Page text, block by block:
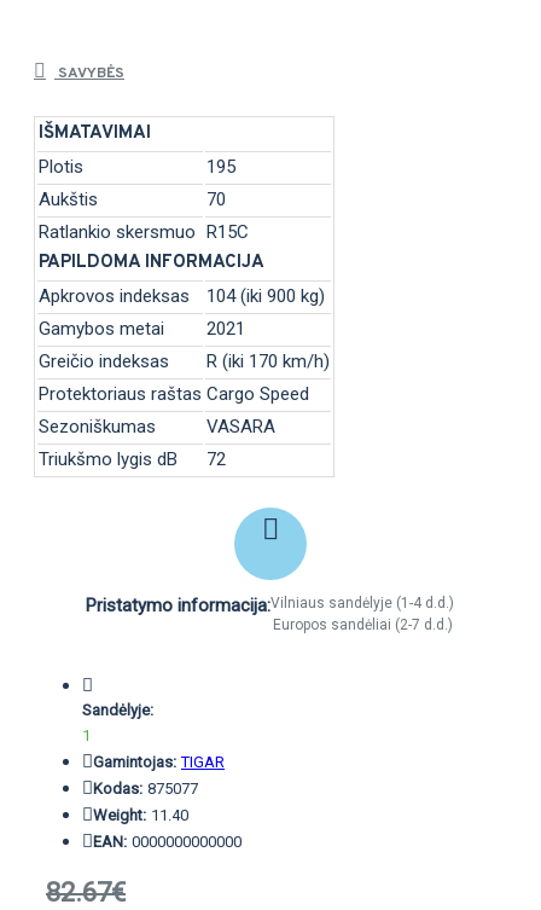
SAVYBĖS
IŠMATAVIMAI
Plotis
195
Aukštis
70
Ratlankio skersmuo R15C
PAPILDOMA INFORMACIJA
Apkrovos indeksas
104 (iki 900 kg)
Gamybos metai
2021
Greičio indeksas
R (iki 170 km/h)
Protektoriaus raštas Cargo Speed
Sezoniškumas
VASARA
Triukšmo lygis dB
72
Pristatymo informacija:Vilniaus sandėlyje (1-4 d.d.)
Europos sandėliai (2-7 d.d.)
Sandėlyje:
1
Gamintojas: TIGAR
Kodas: 875077
Weight: 11.40
EAN: 0000000000000
82.67€